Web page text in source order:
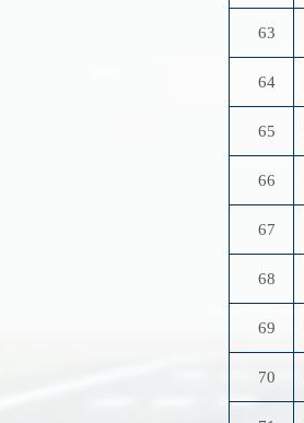
63
64
65
66
67
68
69
70